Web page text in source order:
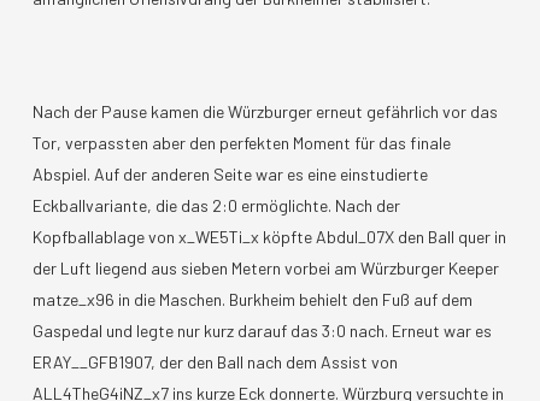
Nach der Pause kamen die Würzburger erneut gefährlich vor das
Tor, verpassten aber den perfekten Moment für das finale
Abspiel. Auf der anderen Seite war es eine einstudierte
Eckballvariante, die das 2:0 ermöglichte. Nach der
Kopfballablage von x_WE5Ti_x köpfte Abdul_07X den Ball quer in
der Luft liegend aus sieben Metern vorbei am Würzburger Keeper
matze_x96 in die Maschen. Burkheim behielt den Fuß auf dem
Gaspedal und legte nur kurz darauf das 3:0 nach. Erneut war es
ERAY__GFB1907, der den Ball nach dem Assist von
ALL4TheG4iNZ_x7 ins kurze Eck donnerte. Würzburg versuchte in